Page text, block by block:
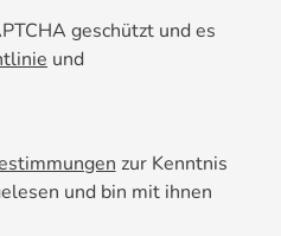
geschützt und es
und
zur Kenntnis
und bin mit ihnen